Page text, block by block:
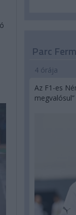
Parc
4 órája
Az F1-es